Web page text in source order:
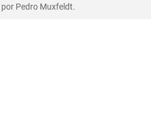
por Pedro Muxfeldt.